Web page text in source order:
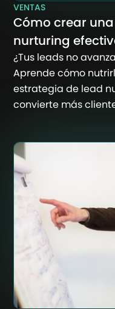
VENTAS
Cómo crear
nurturing
¿Tus leads no
Aprende cómo
estrategia de lead
convierte más